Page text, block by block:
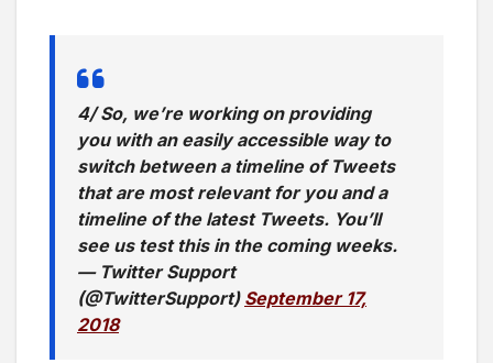
4/ So, we’re working on providing
you with an easily accessible way to
switch between a timeline of Tweets
that are most relevant for you and a
timeline of the latest Tweets. You’ll
see us test this in the coming weeks.
— Twitter Support
(@TwitterSupport) September 17,
2018